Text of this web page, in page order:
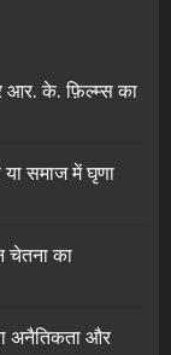
आर. के. फ़िल्म्स का
या समाज में घृणा
चेतना का
अनैतिकता और